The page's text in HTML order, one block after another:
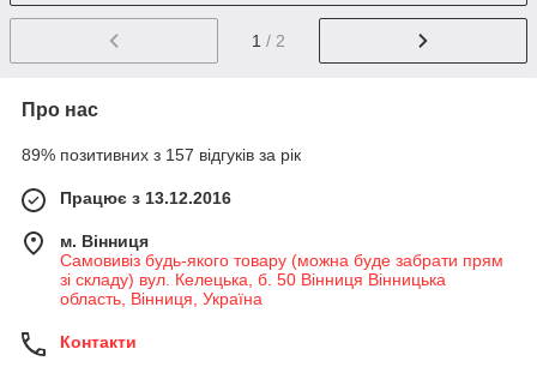
1 / 2
Про нас
89% позитивних з 157 відгуків за рік
Працює з 13.12.2016
м. Вінниця
Самовивіз будь-якого товару (можна буде забрати прям
зі складу) вул. Келецька, б. 50 Вінниця Вінницька
область, Вінниця, Україна
Контакти